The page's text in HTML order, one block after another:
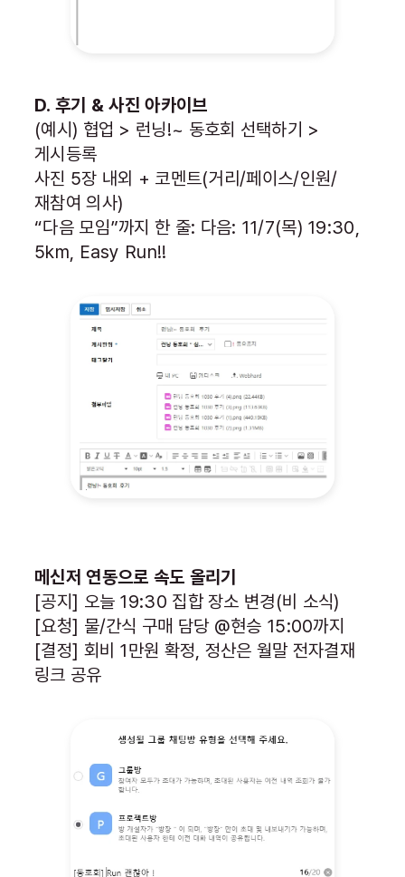
D. 후기 & 사진 아카이브
(예시) 협업 > 런닝!~ 동호회 선택하기 >
게시등록
사진 5장 내외 + 코멘트(거리/페이스/인원/
재참여 의사)
“다음 모임”까지 한 줄: 다음: 11/7(목) 19:30,
5km, Easy Run!!
메신저 연동으로 속도 올리기
[공지] 오늘 19:30 집합 장소 변경(비 소식)
[요청] 물/간식 구매 담당 @현승 15:00까지
[결정] 회비 1만원 확정, 정산은 월말 전자결재
링크 공유